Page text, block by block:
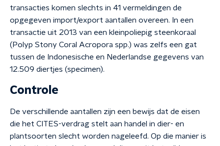
transacties komen slechts in 41 vermeldingen de
opgegeven import/export aantallen overeen. In een
transactie uit 2013 van een kleinpoliepig steenkoraal
(Polyp Stony Coral Acropora spp.) was zelfs een gat
tussen de Indonesische en Nederlandse gegevens van
12.509 diertjes (specimen).
Controle
De verschillende aantallen zijn een bewijs dat de eisen
die het CITES-verdrag stelt aan handel in dier- en
plantsoorten slecht worden nageleefd. Op die manier is